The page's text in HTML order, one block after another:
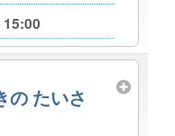
の たいさ